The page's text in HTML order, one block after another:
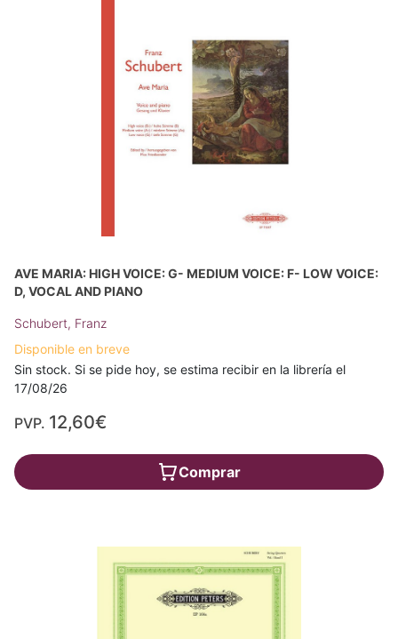
AVE MARIA: HIGH VOICE: G- MEDIUM VOICE: F- LOW VOICE:
D, VOCAL AND PIANO
Schubert, Franz
Disponible en breve
Sin stock. Si se pide hoy, se estima recibir en la librería el
17/08/26
PVP. 12,60€
Comprar